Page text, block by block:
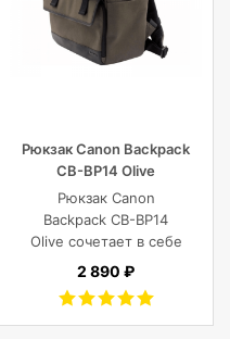
Рюкзак Canon Backpack
CB-BP14 Olive
Рюкзак Canon
Backpack CB-BP14
Olive сочетает в себе
винтажный стиль,
современный
комфорт, и защиту
2 890 ₽